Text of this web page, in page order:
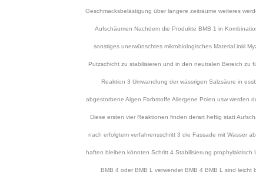
Geschmacksbelästigung über längere zeiträume weiteres
Aufschäumen Nachdem die Produkte BMB 1 in
sonstiges unerwünschtes mikrobiologisches Material inkl
Putzschicht zu stabilisieren und in den neutralen Bereich zu
Reaktion 3 Umwandlung der wässrigen Salzsäure in
abgestorbene Algen Farbstoffe Allergene Polen usw werden
Diese ersten vier Reaktionen finden derart heftig statt
nach erfolgtem verfahrensschritt 3 die Fassade mit Wasser
haften bleiben könnten Schritt 4 Stabilisierung
BMB 4 oder BMB L verwendet BMB 4 BMB L sind